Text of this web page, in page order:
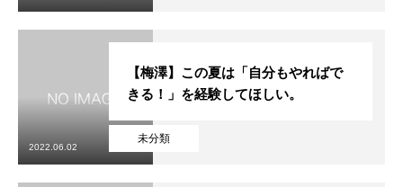
未分類
【梅澤】この夏は「自分もやればで
きる！」を経験してほしい。
2022.06.02